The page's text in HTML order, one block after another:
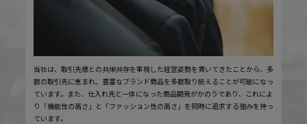
当社は、取引先様との共栄共存を重視した経営姿勢を貫いてきたことから、多
数の取引先に恵まれ、豊富なブランド商品を多数取り揃えることが可能になっ
ています。また、仕入れ先と一体になった商品開発がかのうであり、これによ
り「機能性の高さ」と「ファッション性の高さ」を同時に追求する強みを持っ
ています。